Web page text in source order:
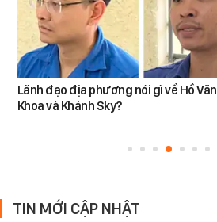
Lãnh đạo địa phương nói gì về Hồ Văn
Khoa và Khánh Sky?
TIN MỚI CẬP NHẬT